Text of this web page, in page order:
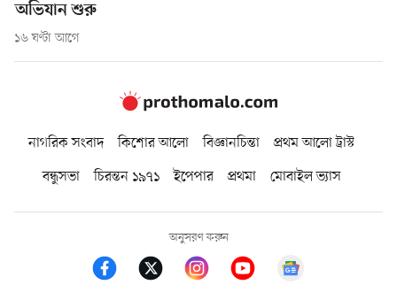
অভিযান শুরু
১৬ ঘণ্টা আগে
নাগরিক সংবাদ কিশোর আলো বিজ্ঞানচিন্তা
প্রথম আলো ট্রাস্ট
বন্ধুসভা
চিরন্তন ১৯৭১ ইপেপার প্রথমা মোবাইল ভ্যাস
অনুসরণ করুন